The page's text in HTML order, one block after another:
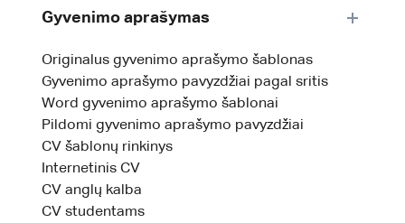
Gyvenimo aprašymas
Originalus gyvenimo aprašymo šablonas
Gyvenimo aprašymo pavyzdžiai pagal sritis
Word gyvenimo aprašymo šablonai
Pildomi gyvenimo aprašymo pavyzdžiai
CV šablonų rinkinys
Internetinis CV
CV anglų kalba
CV studentams